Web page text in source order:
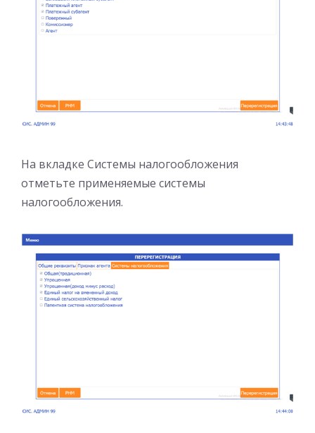
На вкладке Системы налогообложения
отметьте применяемые системы
налогообложения.